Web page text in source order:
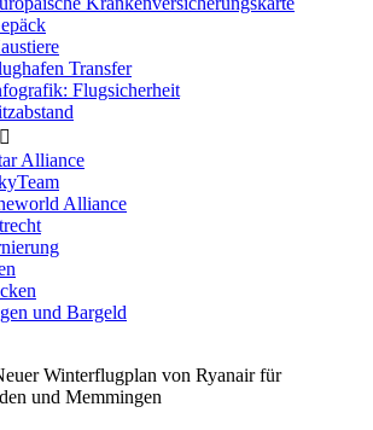
Transfer
Flugsicherheit
Alliance
Alliance
und Bargeld
Winterflugplan von Ryanair für
und Memmingen